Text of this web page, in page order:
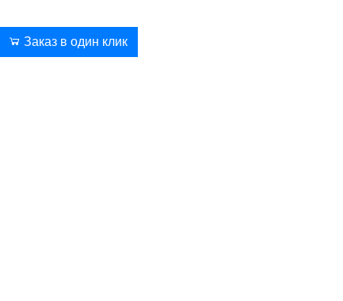
Заказ в один клик